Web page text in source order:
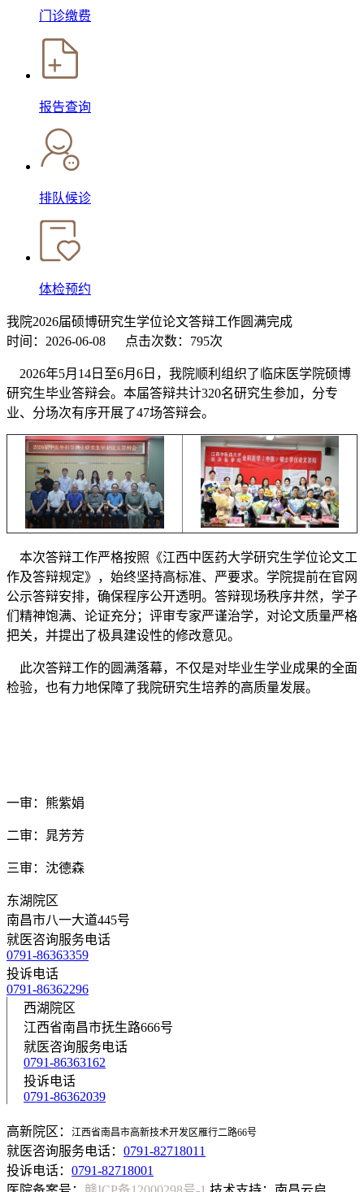
门诊缴费
报告查询
排队候诊
体检预约
我院2026届硕博研究生学位论文答辩工作圆满完成
时间：2026-06-08
点击次数：795次
2026年5月14日至6月6日，我院顺利组织了临床医学院硕博
研究生毕业答辩会。本届答辩共计320名研究生参加，分专
业、分场次有序开展了47场答辩会。
本次答辩工作严格按照《江西中医药大学研究生学位论文工
作及答辩规定》，始终坚持高标准、严要求。学院提前在官网
公示答辩安排，确保程序公开透明。答辩现场秩序井然，学子
们精神饱满、论证充分；评审专家严谨治学，对论文质量严格
把关，并提出了极具建设性的修改意见。
此次答辩工作的圆满落幕，不仅是对毕业生学业成果的全面
检验，也有力地保障了我院研究生培养的高质量发展。
一审：熊紫娟
二审：晁芳芳
三审：沈德森
东湖院区
南昌市八一大道445号
就医咨询服务电话
0791-86363359
投诉电话
0791-86362296
西湖院区
江西省南昌市抚生路666号
就医咨询服务电话
0791-86363162
投诉电话
0791-86362039
高新院区： 江西省南昌市高新技术开发区雁行二路66号
就医咨询服务电话： 0791-82718011
投诉电话： 0791-82718001